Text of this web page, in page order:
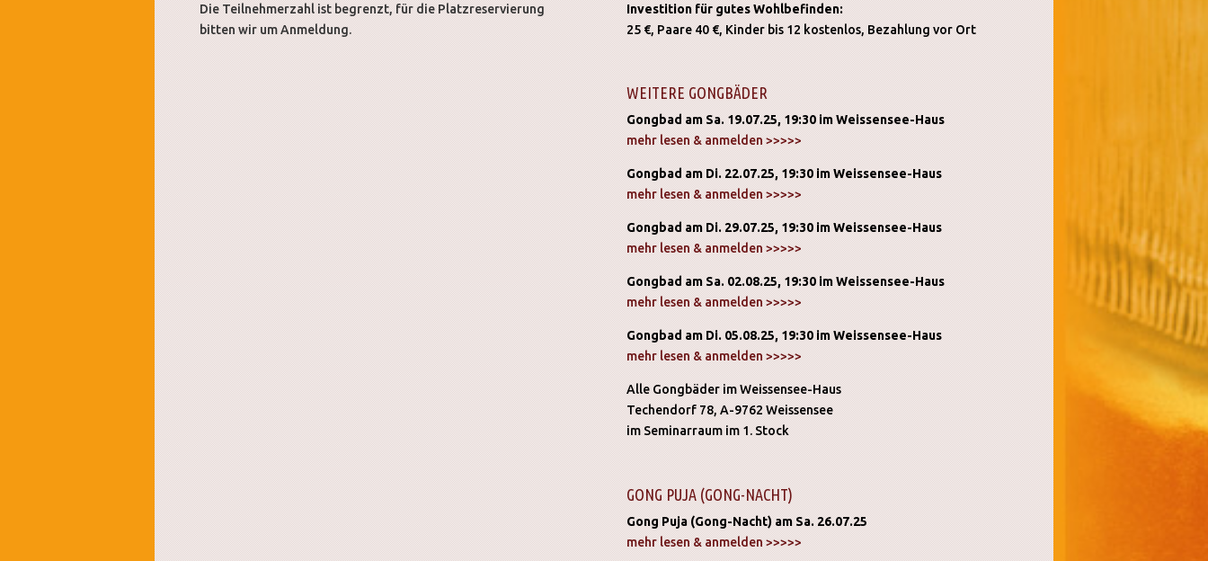
Die Teilnehmerzahl ist begrenzt, für die Platzreservierung
bitten wir um Anmeldung.
Investition für gutes Wohlbefinden:
25 €, Paare 40 €, Kinder bis 12 kostenlos, Bezahlung vor Ort
WEITERE GONGBÄDER
Gongbad am Sa. 19.07.25, 19:30 im Weissensee-Haus
mehr lesen & anmelden >>>>>
Gongbad am Di. 22.07.25, 19:30 im Weissensee-Haus
mehr lesen & anmelden >>>>>
Gongbad am Di. 29.07.25, 19:30 im Weissensee-Haus
mehr lesen & anmelden >>>>>
Gongbad am Sa. 02.08.25, 19:30 im Weissensee-Haus
mehr lesen & anmelden >>>>>
Gongbad am Di. 05.08.25, 19:30 im Weissensee-Haus
mehr lesen & anmelden >>>>>
Alle Gongbäder im Weissensee-Haus
Techendorf 78, A-9762 Weissensee
im Seminarraum im 1. Stock
GONG PUJA (GONG-NACHT)
Gong Puja (Gong-Nacht) am Sa. 26.07.25
mehr lesen & anmelden >>>>>